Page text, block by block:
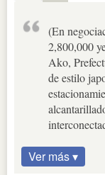
(En
2,800,000
Ako,
de estilo
Ver más ▾